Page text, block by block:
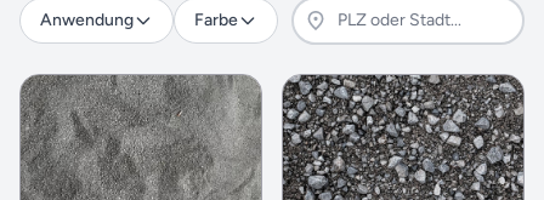
Anwendung Farbe